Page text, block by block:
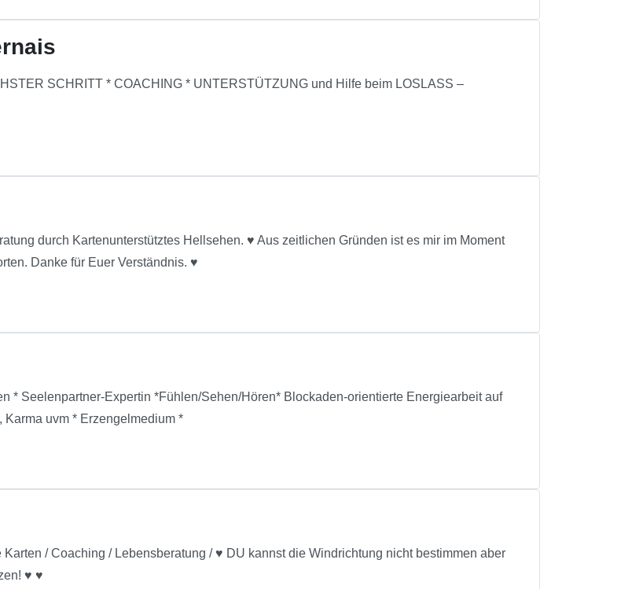
SCHRITT * COACHING * UNTERSTÜTZUNG und Hilfe beim LOSLASS –
durch Kartenunterstütztes Hellsehen. ♥ Aus zeitlichen Gründen ist es mir im Moment
Danke für Euer Verständnis. ♥
* Seelenpartner-Expertin *Fühlen/Sehen/Hören* Blockaden-orientierte Energiearbeit auf
uvm * Erzengelmedium *
/ Coaching / Lebensberatung / ♥ DU kannst die Windrichtung nicht bestimmen aber
♥ ♥